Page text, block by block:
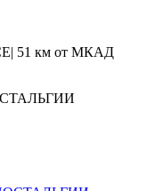
51 км от МКАД